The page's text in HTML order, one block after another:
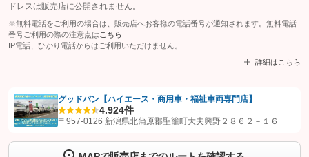
ドレスは販売店に公開されません。
※無料電話をご利用の場合は、販売店へお客様の電話番号が通知されます。無料電話
番号ご利用の際の注意点は こちら
IP電話、ひかり電話からはご利用いただけません。
詳細はこちら
【STEP1】認証画面でグーネットを友だち追加してから「許可する」ボタンを押
グッドバン【ハイエース・商用車・福祉車両専門店】
4.924件
〒957-0126 新潟県北蒲原郡聖籠町大夫興野２８６２－１６